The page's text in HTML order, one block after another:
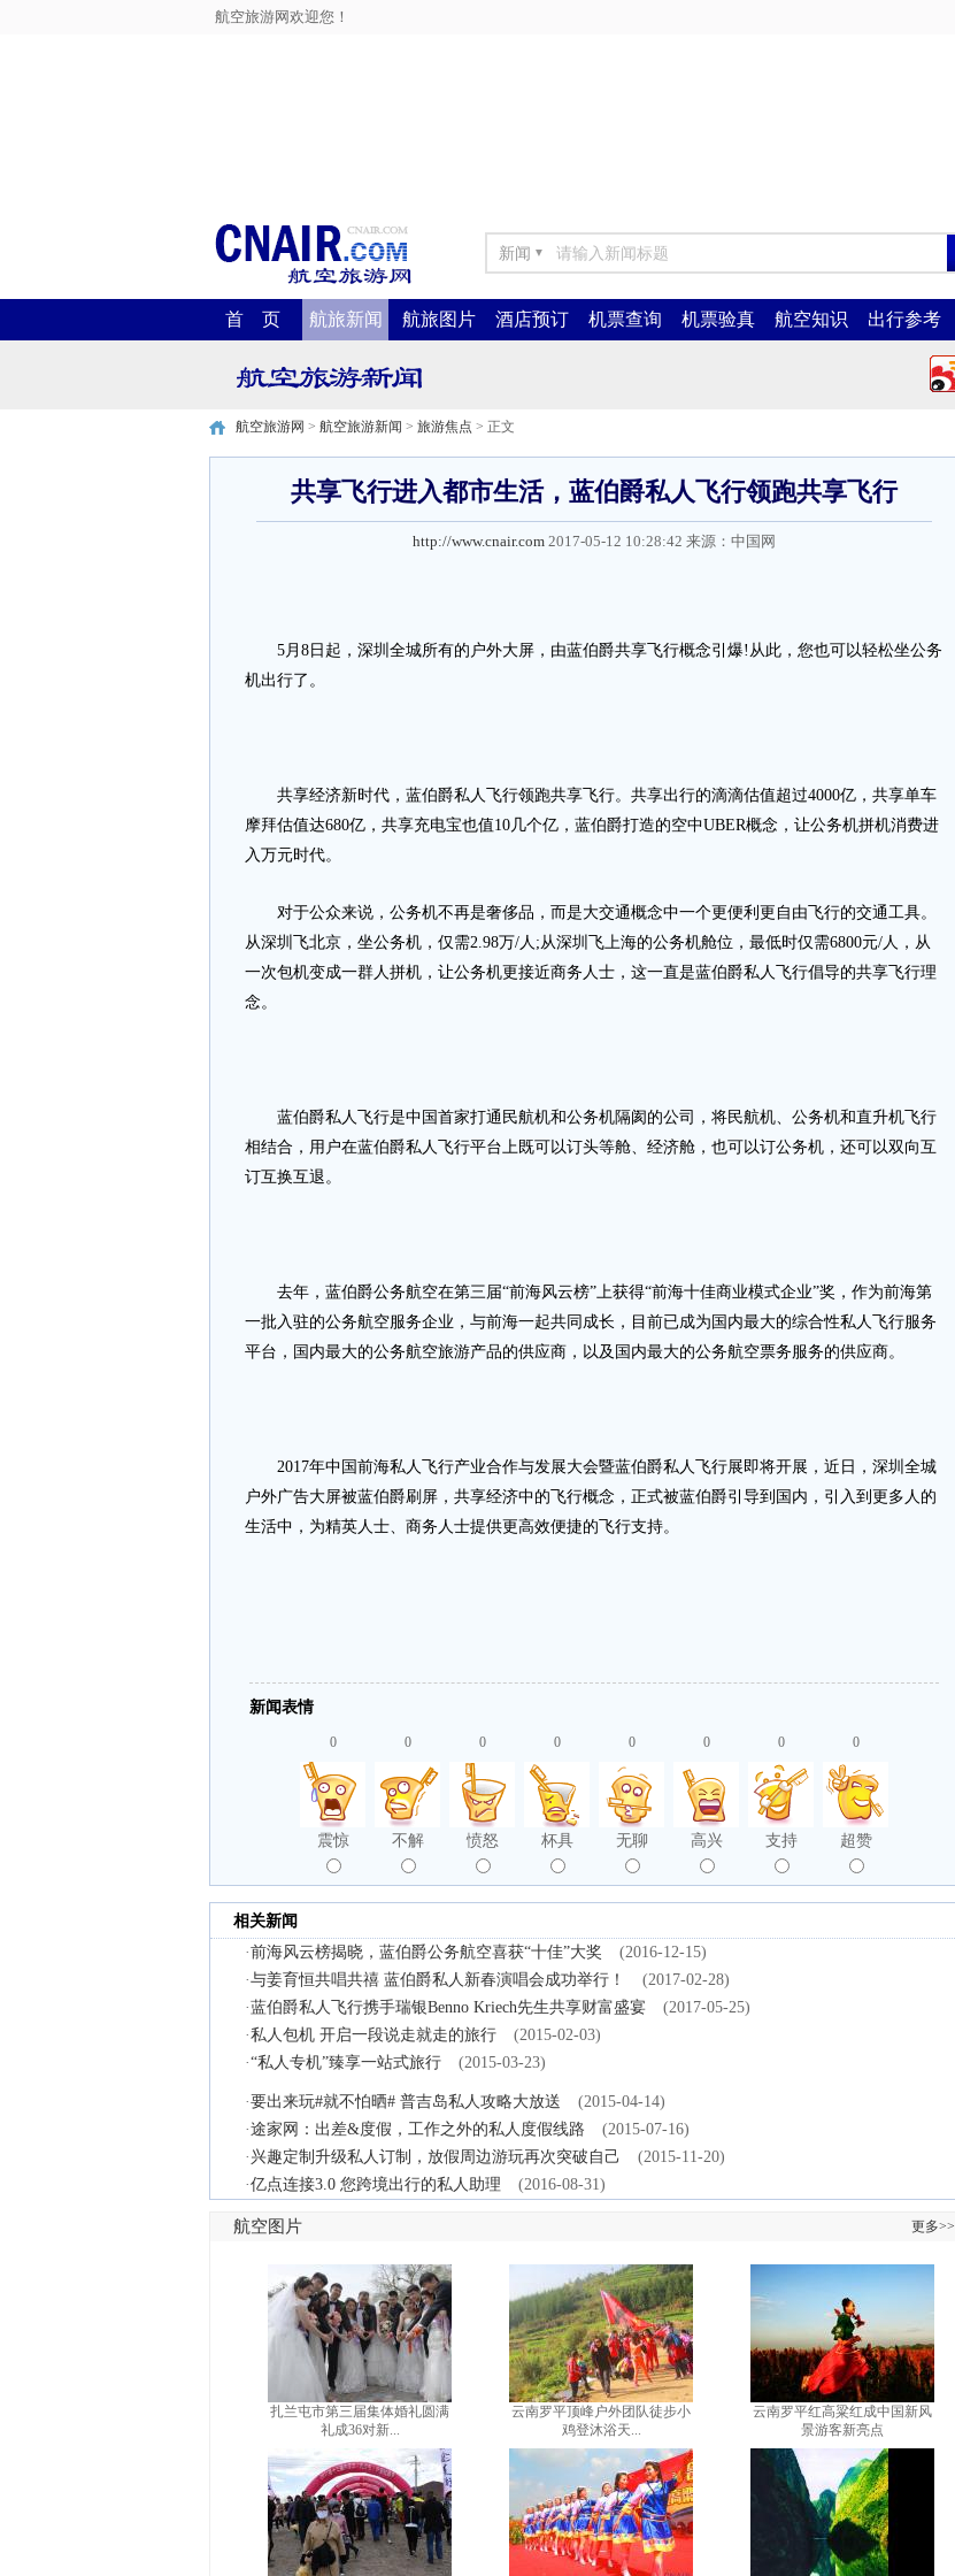
航空旅游网欢迎您！
新闻 ▼
首 页 航旅新闻 航旅图片 酒店预订 机票查询 机票验真 航空知识 出行参考
航空旅游网 > 航空旅游新闻 > 旅游焦点 > 正文
共享飞行进入都市生活，蓝伯爵私人飞行领跑共享飞行
http://www.cnair.com 2017-05-12 10:28:42 来源： 中国网
5月8日起，深圳全城所有的户外大屏，由蓝伯爵共享飞行概念引爆!从此，您也可以轻松坐公务
机出行了。
共享经济新时代，蓝伯爵私人飞行领跑共享飞行。共享出行的滴滴估值超过4000亿，共享单车
摩拜估值达680亿，共享充电宝也值10几个亿，蓝伯爵打造的空中UBER概念，让公务机拼机消费进
入万元时代。
对于公众来说，公务机不再是奢侈品，而是大交通概念中一个更便利更自由飞行的交通工具。
从深圳飞北京，坐公务机，仅需2.98万/人;从深圳飞上海的公务机舱位，最低时仅需6800元/人，从
一次包机变成一群人拼机，让公务机更接近商务人士，这一直是蓝伯爵私人飞行倡导的共享飞行理
念。
蓝伯爵私人飞行是中国首家打通民航机和公务机隔阂的公司，将民航机、公务机和直升机飞行
相结合，用户在蓝伯爵私人飞行平台上既可以订头等舱、经济舱，也可以订公务机，还可以双向互
订互换互退。
去年，蓝伯爵公务航空在第三届“前海风云榜”上获得“前海十佳商业模式企业”奖，作为前海第
一批入驻的公务航空服务企业，与前海一起共同成长，目前已成为国内最大的综合性私人飞行服务
平台，国内最大的公务航空旅游产品的供应商，以及国内最大的公务航空票务服务的供应商。
2017年中国前海私人飞行产业合作与发展大会暨蓝伯爵私人飞行展即将开展，近日，深圳全城
户外广告大屏被蓝伯爵刷屏，共享经济中的飞行概念，正式被蓝伯爵引导到国内，引入到更多人的
生活中，为精英人士、商务人士提供更高效便捷的飞行支持。
新闻表情
0
震惊
0
不解
0
愤怒
0
杯具
0
无聊
0
高兴
0
支持
0
超赞
相关新闻
·前海风云榜揭晓，蓝伯爵公务航空喜获“十佳”大奖
(2016-12-15)
·与姜育恒共唱共禧 蓝伯爵私人新春演唱会成功举行！
(2017-02-28)
·蓝伯爵私人飞行携手瑞银Benno Kriech先生共享财富盛宴
(2017-05-25)
·私人包机 开启一段说走就走的旅行
(2015-02-03)
·“私人专机”臻享一站式旅行 (2015-03-23)
·要出来玩#就不怕晒# 普吉岛私人攻略大放送
(2015-04-14)
·途家网：出差&度假，工作之外的私人度假线路
(2015-07-16)
· 兴趣定制升级私人订制，放假周边游玩再次突破自己
(2015-11-20)
·亿点连接3.0 您跨境出行的私人助理 (2016-08-31)
航空图片 更多>>
扎兰屯市第三届集体婚礼圆满
礼成36对新...
云南罗平顶峰户外团队徒步小
鸡登沐浴天...
云南罗平红高粱红成中国新风
景游客新亮点